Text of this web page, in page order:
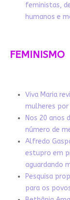
feministas,
humanos e
FEMINISMO
Viva Maria
mulheres
Nos 20 anos
número de
Alfredo
estupro em
aguardando
Pesquisa
para os